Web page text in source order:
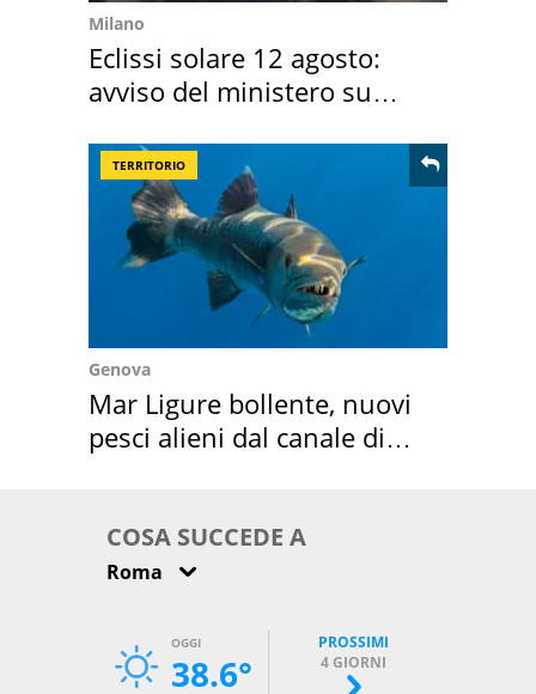
Milano
Eclissi solare 12 agosto:
avviso del ministero su
TERRITORIO
Genova
Mar Ligure bollente, nuovi
pesci alieni dal canale di